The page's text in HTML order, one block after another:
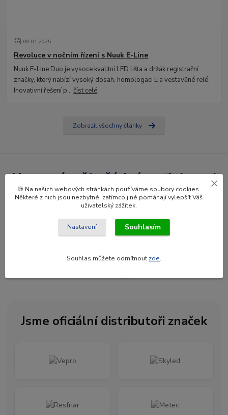
09.01.2025
Revoluce v nočním řízení s Nuuk E-Line
Nuuk E-Line Duo je vysoce kvalitní LED lišta a držák registrační
značky, který nabízí vysoký dosah, homologaci E a vestavěné relé.
Inovativní řešení p...číst celé
Zobrazit všechny články
Nepropásněte žádné novinky ani
slevy!
Přihlásit se
Newsletter posíláme maximálně jednou za měsíc
Jsme oficiální distributoři značek
🍪 Na našich webových stránkách používáme soubory cookies.
Některé z nich jsou nezbytné, zatímco jiné pomáhají vylepšít Váš
uživatelský zážitek.
Nastavení Souhlasím
Souhlas můžete odmítnout zde.